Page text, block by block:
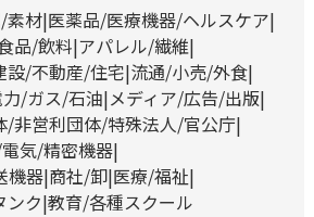
素材 医薬品/医療機器/ヘルスケア
品/飲料 アパレル/繊維
設/不動産/住宅 流通/小売/外食
/ガス/石油 メディア/広告/出版
/非営利団体/特殊法人/官公庁
気/精密機器
機器 商社/卸 医療/福祉
ンク 教育/各種スクール